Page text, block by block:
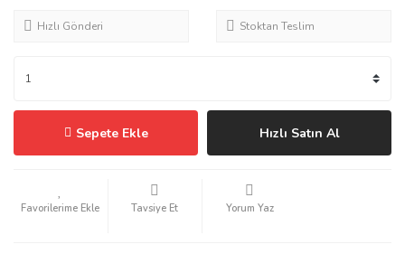
Hızlı Gönderi Stoktan Teslim
Sepete Ekle Hızlı Satın Al
Tavsiye Et Yorum Yaz